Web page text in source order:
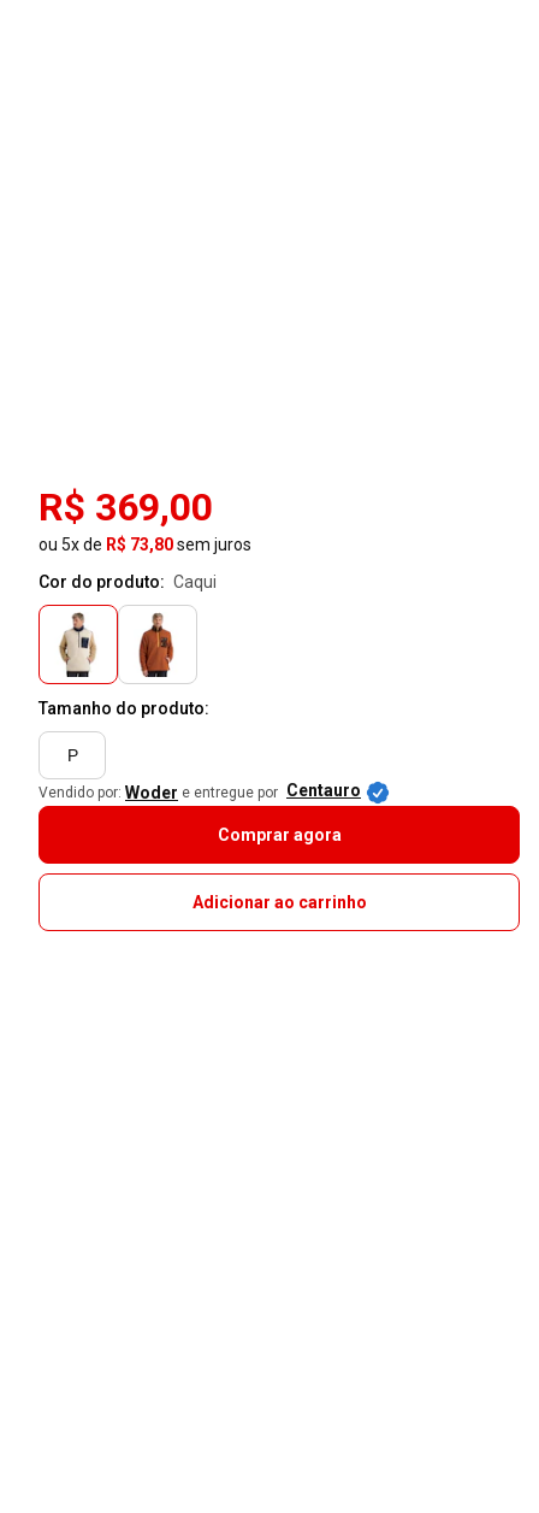
R$ 369,00
ou 5x de R$ 73,80sem juros
Cor do produto:
caqui
Tamanho do produto:
P
Vendido por: Woder e entregue por Centauro
Comprar agora
Adicionar ao carrinho